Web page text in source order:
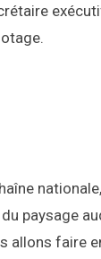
paysage
allons faire